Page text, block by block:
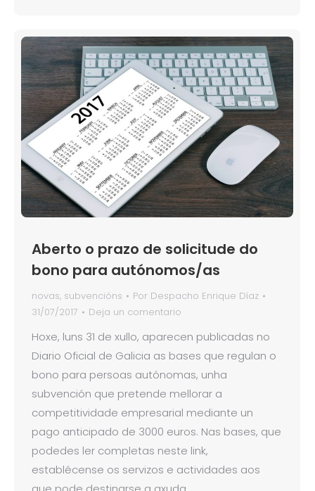
Aberto o prazo de solicitude do
bono para autónomos/as
novas, subvencións Por Despacho Enrique Díaz
31/07/2017
Deja un comentario
Hoxe, luns 31 de xullo, aparecen publicadas no
Diario Oficial de Galicia as bases que regulan o
bono para persoas autónomas, unha
subvención que pretende mellorar a
competitividade empresarial mediante un
pago anticipado de 3000 euros. Nas bases, que
podedes ler completas neste link,
establécense os servizos e actividades aos